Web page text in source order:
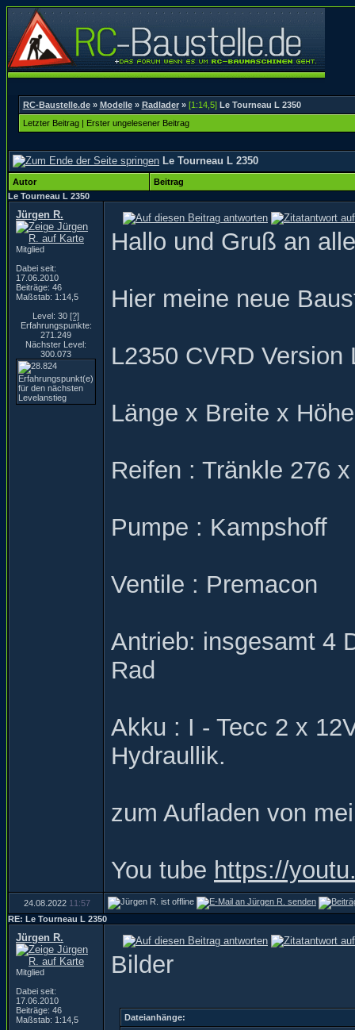
RC-Baustelle.de» Modelle» Radlader» [1:14,5] Le Tourneau L 2350
Letzter Beitrag| Erster ungelesener Beitrag
Le Tourneau L 2350
Autor
Beitrag
Le Tourneau L 2350
Jürgen R.
Mitglied
Dabei seit:
17.06.2010
Beiträge: 46
Maßstab: 1:14,5
Level: 30 [?]
Erfahrungspunkte:
271.249
Nächster Level:
300.073
Hallo und Gruß an
Hier meine neue
L2350 CVRD Version
Länge x Breite x
Reifen : Tränkle 276
Pumpe : Kampshoff
Ventile : Premacon
Antrieb: insgesamt 4
Rad
Akku : I - Tecc 2 x
Hydraullik.
zum Aufladen von
You tube https://
24.08.2022 11:57
RE: Le Tourneau L 2350
Jürgen R.
Mitglied
Dabei seit:
17.06.2010
Beiträge: 46
Maßstab: 1:14,5
Bilder
Dateianhänge: